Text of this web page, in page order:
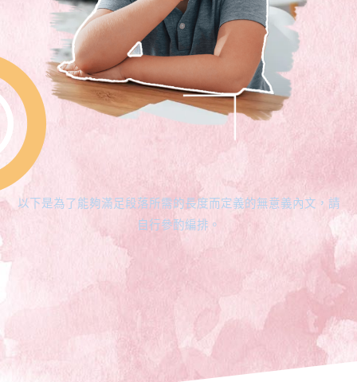
以下是為了能夠滿足段落所需的長度而定義的無意義內文，請
自行參酌編排。